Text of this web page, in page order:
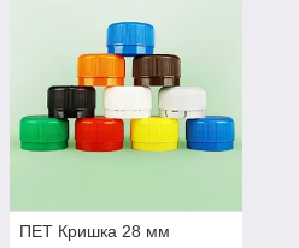
ПЕТ Кришка 28 мм